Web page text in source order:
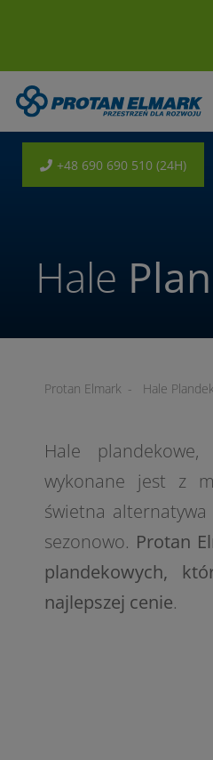
+48 690 690 510 (24H)
Hale
Protan Elmark - Hale
Hale
wykonane jest z
świetna
sezonowo. Protan
plandekowych,
najlepszej cenie.